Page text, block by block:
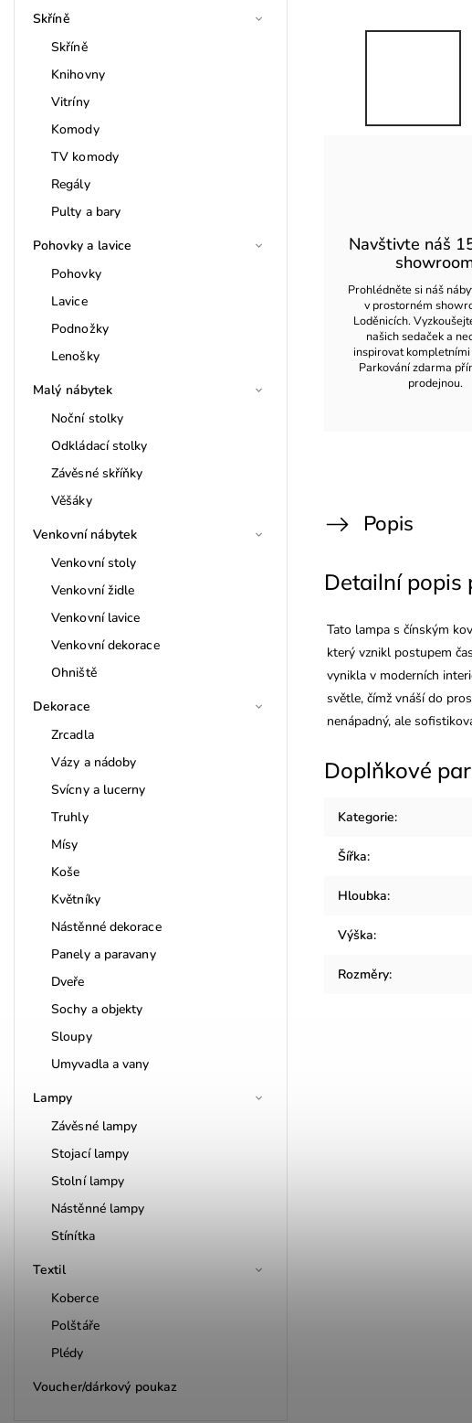
Skříně
Skříně
Knihovny
Vitríny
Komody
TV komody
Regály
Pulty a bary
Pohovky a lavice
Pohovky
Lavice
Podnožky
Lenošky
Malý nábytek
Noční stolky
Odkládací stolky
Závěsné skříňky
Věšáky
Venkovní nábytek
Venkovní stoly
Venkovní židle
Venkovní lavice
Venkovní dekorace
Ohniště
Dekorace
Zrcadla
Vázy a nádoby
Svícny a lucerny
Truhly
Mísy
Koše
Květníky
Nástěnné dekorace
Panely a paravany
Dveře
Sochy a objekty
Sloupy
Umyvadla a vany
Lampy
Závěsné lampy
Stojací lampy
Stolní lampy
Nástěnné lampy
Stínítka
Textil
Koberce
Polštáře
Plédy
Voucher/dárkový poukaz
Navštivte náš
Prohlédněte si náš
v prostorném
Loděnicích.
našich sedaček a
inspirovat
Parkování zdarma
prodejnou.
Popis
Detailní popis
Tato lampa s čínským
který vznikl postupem
vynikla v moderních
světle, čímž vnáší do
nenápadný, ale
Doplňkové
Kategorie:
Šířka:
Hloubka:
Výška:
Rozměry: